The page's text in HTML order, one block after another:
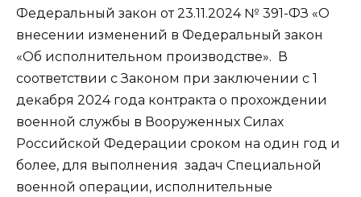
Федеральный закон от 23.11.2024 № 391-ФЗ «О
внесении изменений в Федеральный закон
«Об исполнительном производстве». В
соответствии с Законом при заключении с 1
декабря 2024 года контракта о прохождении
военной службы в Вооруженных Силах
Российской Федерации сроком на один год и
более, для выполнения задач Специальной
военной операции, исполнительные